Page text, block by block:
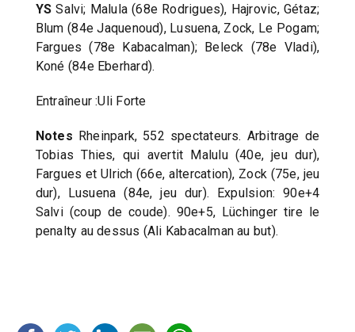
YS Salvi; Malula (68e Rodrigues), Hajrovic, Gétaz;
Blum (84e Jaquenoud), Lusuena, Zock, Le Pogam;
Fargues (78e Kabacalman); Beleck (78e Vladi),
Koné (84e Eberhard).
Entraîneur :Uli Forte
Notes Rheinpark, 552 spectateurs. Arbitrage de
Tobias Thies, qui avertit Malulu (40e, jeu dur),
Fargues et Ulrich (66e, altercation), Zock (75e, jeu
dur), Lusuena (84e, jeu dur). Expulsion: 90e+4
Salvi (coup de coude). 90e+5, Lüchinger tire le
penalty au dessus (Ali Kabacalman au but).